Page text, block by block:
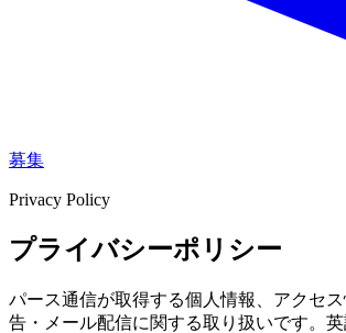
募集
Privacy Policy
プライバシーポリシー
パース通信が取得する個人情報、アクセ
告・メール配信に関する取り扱いです。